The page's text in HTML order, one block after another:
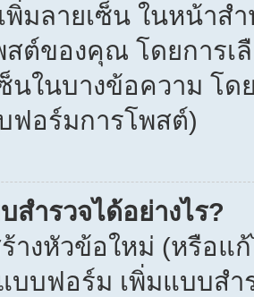
พิ่มลายเซ็น ในหน้าส
สต์ของคุณ โดยการ
นในบางข้อความ โด
ฟอร์มการโพสต์)
สำรวจได้อย่างไร?
างหัวข้อใหม่ (หรือแ
บบฟอร์ม เพิ่มแบบส